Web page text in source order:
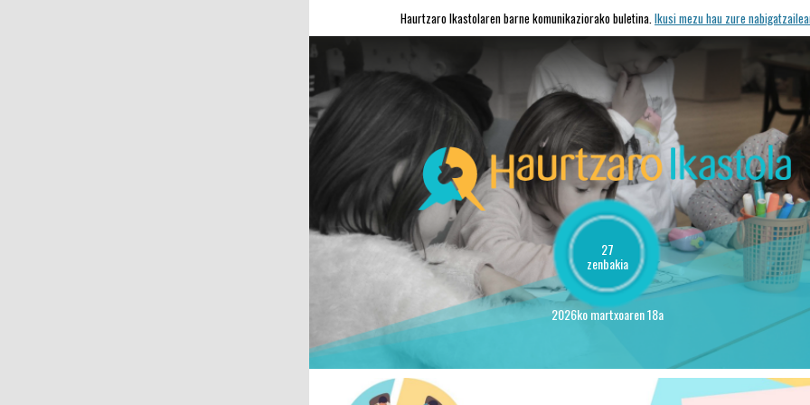
Haurtzaro Ikastolaren barne komunikaziorako buletina.Ikusi mezu hau zure
27
zenbakia
2026ko martxoaren 18a